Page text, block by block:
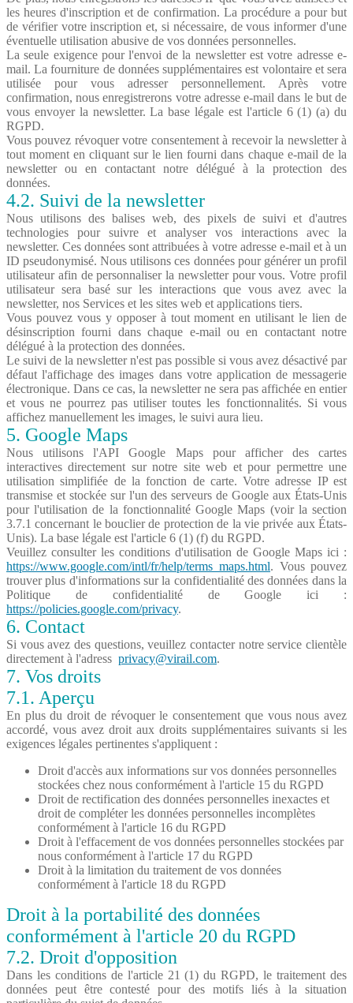
les heures d'inscription et de confirmation. La procédure a pour but
de vérifier votre inscription et, si nécessaire, de vous informer d'une
éventuelle utilisation abusive de vos données personnelles.
La seule exigence pour l'envoi de la newsletter est votre adresse e-
mail. La fourniture de données supplémentaires est volontaire et sera
utilisée pour vous adresser personnellement. Après votre
confirmation, nous enregistrerons votre adresse e-mail dans le but de
vous envoyer la newsletter. La base légale est l'article 6 (1) (a) du
RGPD.
Vous pouvez révoquer votre consentement à recevoir la newsletter à
tout moment en cliquant sur le lien fourni dans chaque e-mail de la
newsletter ou en contactant notre délégué à la protection des
données.
4.2. Suivi de la newsletter
Nous utilisons des balises web, des pixels de suivi et d'autres
technologies pour suivre et analyser vos interactions avec la
newsletter. Ces données sont attribuées à votre adresse e-mail et à un
ID pseudonymisé. Nous utilisons ces données pour générer un profil
utilisateur afin de personnaliser la newsletter pour vous. Votre profil
utilisateur sera basé sur les interactions que vous avez avec la
newsletter, nos Services et les sites web et applications tiers.
Vous pouvez vous y opposer à tout moment en utilisant le lien de
désinscription fourni dans chaque e-mail ou en contactant notre
délégué à la protection des données.
Le suivi de la newsletter n'est pas possible si vous avez désactivé par
défaut l'affichage des images dans votre application de messagerie
électronique. Dans ce cas, la newsletter ne sera pas affichée en entier
et vous ne pourrez pas utiliser toutes les fonctionnalités. Si vous
affichez manuellement les images, le suivi aura lieu.
5. Google Maps
Nous utilisons l'API Google Maps pour afficher des cartes
interactives directement sur notre site web et pour permettre une
utilisation simplifiée de la fonction de carte. Votre adresse IP est
transmise et stockée sur l'un des serveurs de Google aux États-Unis
pour l'utilisation de la fonctionnalité Google Maps (voir la section
3.7.1 concernant le bouclier de protection de la vie privée aux États-
Unis). La base légale est l'article 6 (1) (f) du RGPD.
Veuillez consulter les conditions d'utilisation de Google Maps ici :
https://www.google.com/intl/fr/help/terms_maps.html. Vous pouvez
trouver plus d'informations sur la confidentialité des données dans la
Politique de confidentialité de Google ici :
https://policies.google.com/privacy.
6. Contact
Si vous avez des questions, veuillez contacter notre service clientèle
directement à l'adress privacy@virail.com.
7. Vos droits
7.1. Aperçu
En plus du droit de révoquer le consentement que vous nous avez
accordé, vous avez droit aux droits supplémentaires suivants si les
exigences légales pertinentes s'appliquent :
Droit d'accès aux informations sur vos données personnelles
stockées chez nous conformément à l'article 15 du RGPD
Droit de rectification des données personnelles inexactes et
droit de compléter les données personnelles incomplètes
conformément à l'article 16 du RGPD
Droit à l'effacement de vos données personnelles stockées par
nous conformément à l'article 17 du RGPD
Droit à la limitation du traitement de vos données
conformément à l'article 18 du RGPD
Droit à la portabilité des données
conformément à l'article 20 du RGPD
7.2. Droit d'opposition
Dans les conditions de l'article 21 (1) du RGPD, le traitement des
données peut être contesté pour des motifs liés à la situation